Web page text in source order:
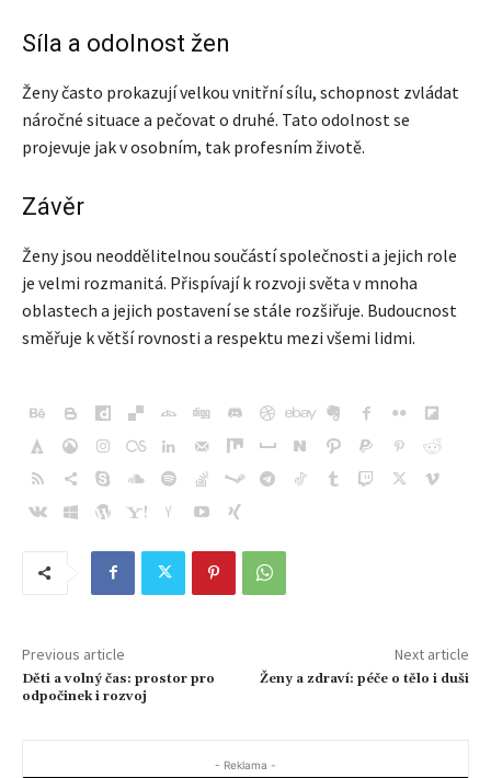
Síla a odolnost žen
Ženy často prokazují velkou vnitřní sílu, schopnost zvládat
náročné situace a pečovat o druhé. Tato odolnost se
projevuje jak v osobním, tak profesním životě.
Závěr
Ženy jsou neoddělitelnou součástí společnosti a jejich role
je velmi rozmanitá. Přispívají k rozvoji světa v mnoha
oblastech a jejich postavení se stále rozšiřuje. Budoucnost
směřuje k větší rovnosti a respektu mezi všemi lidmi.
Previous article
Děti a volný čas: prostor pro
odpočinek i rozvoj
Next article
Ženy a zdraví: péče o tělo i duši
- Reklama -